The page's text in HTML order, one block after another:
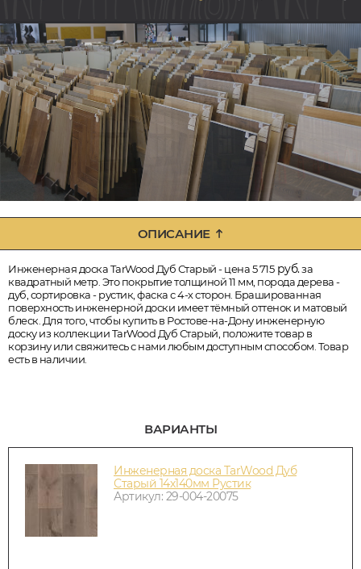
ОПИСАНИЕ
Инженерная доска TarWood Дуб Старый - цена 5 715руб.за
квадратный метр. Это покрытие толщиной 11 мм, порода дерева -
дуб, сортировка - рустик, фаска с 4-х сторон. Брашированная
поверхность инженерной доски имеет тёмный оттенок и матовый
блеск. Для того, чтобы купить в Ростове-на-Дону инженерную
доску из коллекции TarWood Дуб Старый, положите товар в
корзину или свяжитесь с нами любым доступным способом. Товар
есть в наличии.
ВАРИАНТЫ
Инженерная доска TarWood Дуб
Старый 14х140мм Рустик
Артикул: 29-004-20075